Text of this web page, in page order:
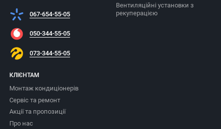
067-654-55-05
050-344-55-05
073-344-55-05
Вентиляційні установки з
рекуперацією
КЛІЄНТАМ
Монтаж кондиціонерів
Сервіс та ремонт
Акції та пропозиції
Про нас